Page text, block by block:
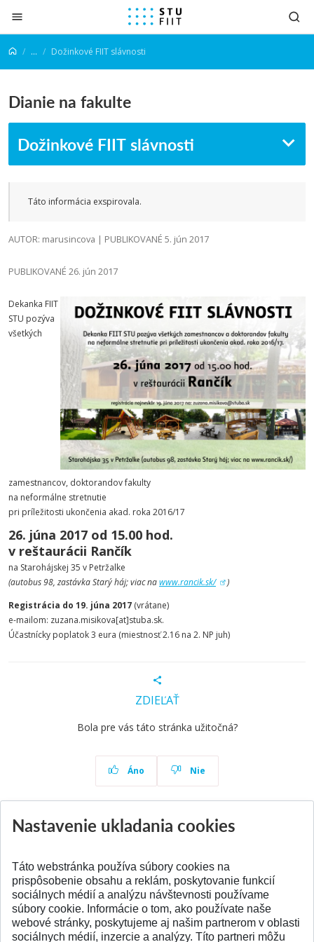
Prejsť na obsah
... Dožinkové FIIT slávnosti
Dianie na fakulte
Dožinkové FIIT slávnosti
Táto informácia exspirovala.
AUTOR: marusincova | PUBLIKOVANÉ 5. jún 2017
PUBLIKOVANÉ 26. jún 2017
Dekanka FIIT
STU pozýva
všetkých
zamestnancov, doktorandovfakulty
na neformálne stretnutie
pri príležitosti ukončenia akad. roka 2016/17
26. júna 2017 od 15.00 hod.
v reštaurácii Rančík
na Starohájskej 35 v Petržalke
(autobus 98, zastávka Starý háj; viac nawww.rancik.sk/
)
Registrácia do 19. júna 2017 (vrátane)
e-mailom: zuzana.misikova[at]stuba.sk.
Účastnícky poplatok 3 eura (miestnosť 2.16 na 2. NP juh)
ZDIEĽAŤ
Bola pre vás táto stránka užitočná?
Áno Nie
SPÄŤ NA VRCH
Nastavenie ukladania cookies
Táto webstránka používa súbory cookies na
prispôsobenie obsahu a reklám, poskytovanie funkcií
sociálnych médií a analýzu návštevnosti používame
súbory cookie. Informácie o tom, ako používate naše
webové stránky, poskytujeme aj našim partnerom v oblasti
sociálnych médií, inzercie a analýzy. Títo partneri môžu